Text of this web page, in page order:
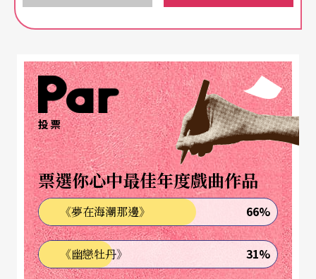
出來了。」
《天下第一樓》演繹創業於清代同治年間、傳至民
國初年的老字號烤鴨店「福聚德」，由入不敷出、
勢如累卵到東山再起、名噪京華而又面臨倒閉的曲
折歷程。為寫此劇，編劇何冀平曾深入到北京「全
聚德」、「鴻賓樓」、「又一順」等老字號從中體
驗生活，蒐集素材，並潛心研究中國的美食文化，
從學習烹飪技術、練烤鴨本領，到做餐廳服務員，
體會其中甘苦。構思到動筆，何冀平歷經三年的琢
投票
票選你心中最佳年度戲曲作品
《夢在海潮那邊》 66%
《幽戀牡丹》 31%